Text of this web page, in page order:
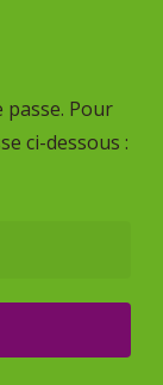
Pour
ci-dessous :